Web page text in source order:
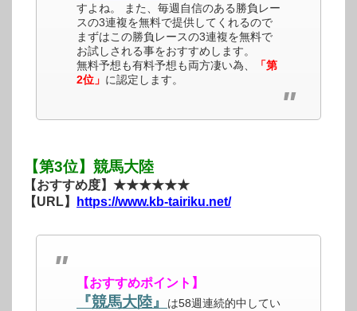
すよね。 また、毎週自信のある勝負レー
スの3連複を無料で提供してくれるので
まずはこの勝負レースの3連複を無料で
お試しされる事をおすすめします。
無料予想も有料予想も両方凄い為、
「第
2位」 に認定します。
【第3位】競馬大陸
【おすすめ度】★★★★★★
【URL】
https://www.kb-tairiku.net/
【おすすめポイント】
『競馬大陸』
は58週連続的中してい